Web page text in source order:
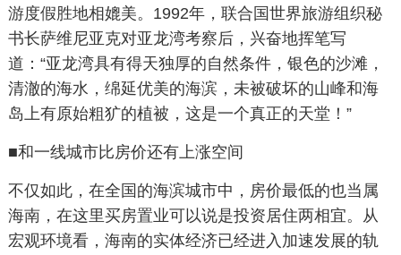
游度假胜地相媲美。1992年，联合国世界旅游组织秘
书长萨维尼亚克对亚龙湾考察后，兴奋地挥笔写
道：“亚龙湾具有得天独厚的自然条件，银色的沙滩，
清澈的海水，绵延优美的海滨，未被破坏的山峰和海
岛上有原始粗犷的植被，这是一个真正的天堂！”
■和一线城市比房价还有上涨空间
不仅如此，在全国的海滨城市中，房价最低的也当属
海南，在这里买房置业可以说是投资居住两相宜。从
宏观环境看，海南的实体经济已经进入加速发展的轨